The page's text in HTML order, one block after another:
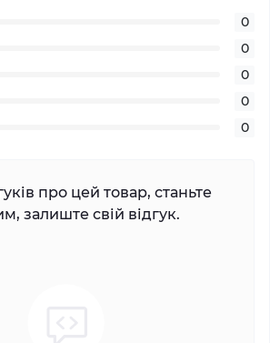
0
0
0
0
0
про цей товар, станьте
залиште свій відгук.